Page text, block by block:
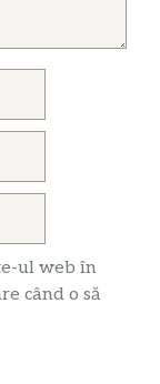
ul web în
când o să